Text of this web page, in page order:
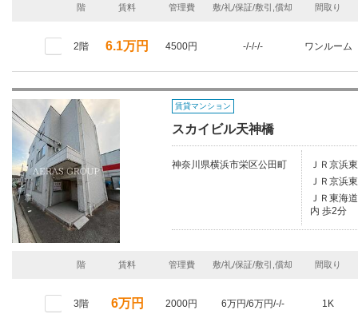
階 賃料 管理費 敷/礼/保証/敷引,償却 間取り
2階 6.1万円 4500円 -/-/-/- ワンルーム
賃貸マンション
スカイビル天神橋
神奈川県横浜市栄区公田町
ＪＲ京浜
ＪＲ京浜
ＪＲ東海
内 歩2分
階 賃料 管理費 敷/礼/保証/敷引,償却 間取り
3階 6万円 2000円 6万円/6万円/-/- 1K